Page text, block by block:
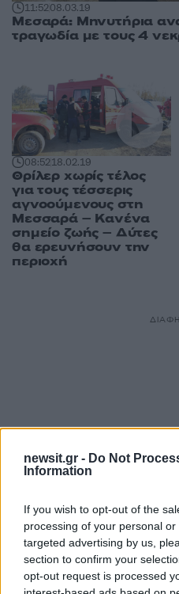
newsit.gr - Do Not
Information
If you wish to opt-out of the
processing of your personal
targeted advertising by us,
section to confirm your
opt-out request is processed
11:5208.03.19
Μεσαρά: Μηνυτήρια
τραγωδία με τους 4
08:5218.02.19
Θρίλερ χωρίς τέλος
για τους τέσσερις
αγνοούμενους στη
Μεσσαρά – Κανένα
σημείο ζωής – Δύτες
θα ερευνήσουν την
περιοχή